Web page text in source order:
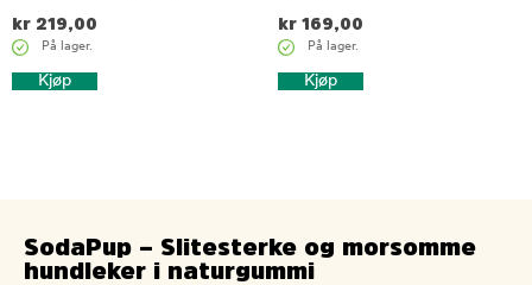
kr 219,00
På lager.
Kjøp
kr 169,00
På lager.
Kjøp
SodaPup – Slitesterke og morsomme
hundleker i naturgummi